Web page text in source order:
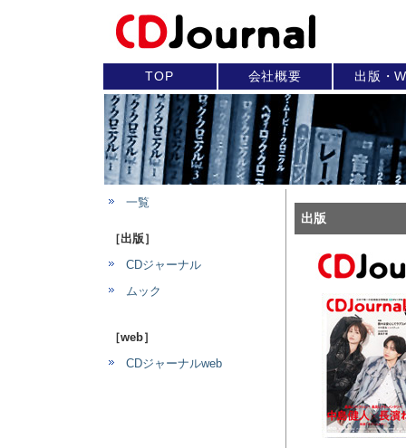
TOP 会社概要 出版・
一覧
［出版］
CDジャーナル
ムック
［web］
CDジャーナルweb
出版